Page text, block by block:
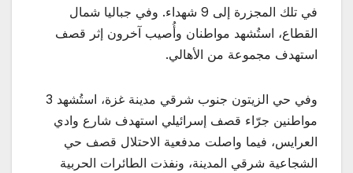
في تلك المجزرة إلى 9 شهداء. وفي جباليا شمال
القطاع، استُشهد مواطنان وأُصيب آخرون إثر قصف
استهدف مجموعة من الأهالي.
وفي حي الزيتون جنوب شرقي مدينة غزة، استُشهد 3
مواطنين جرّاء قصف إسرائيلي استهدف شارع وادي
العرايس، فيما واصلت مدفعية الاحتلال قصف حي
الشجاعية شرقي المدينة، ونفذت الطائرات الحربية